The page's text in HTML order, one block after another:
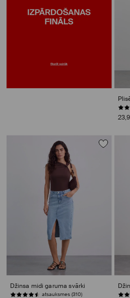
Džinsa midi garuma svārki
atsauksmes (310)